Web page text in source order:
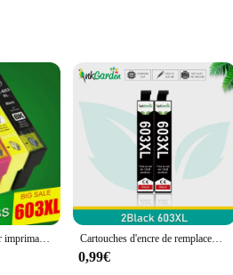
are designed to deliver consistent,
them an economical choice for both
sets come with all the necessary
you to focus on your printing tasks without
Cartouche d'encre pour imprimante, pour EPSON XP4105, XP4100, XP3105, XP3100, XP2105, XP2100, 603 XL, 603XL Cartouches d'encre de remplacement pour EPSON 603XL 603 T603XL E-603XL T603 XL pour Epson Expression Home XP-4100 XP-3100 XP-2100 EU VER
0,99€